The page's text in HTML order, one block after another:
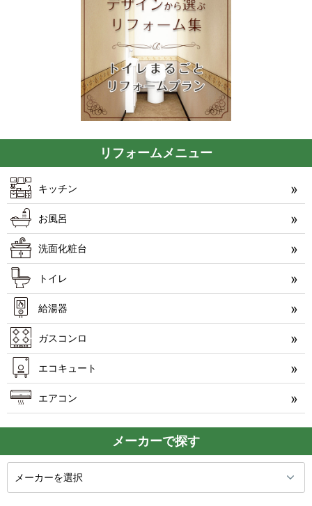
リフォームメニュー
キッチン
お風呂
洗面化粧台
トイレ
給湯器
ガスコンロ
エコキュート
エアコン
メーカーで探す